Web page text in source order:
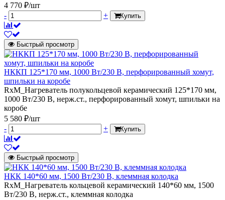
4 770 ₽/шт
-
+ Купить
Быстрый просмотр
НККП 125*170 мм, 1000 Вт/230 В, перфорированный хомут,
шпильки на коробе
RxM_Нагреватель полукольцевой керамический 125*170 мм,
1000 Вт/230 В, нерж.ст., перфорированный хомут, шпильки на
коробе
5 580 ₽/шт
-
+ Купить
Быстрый просмотр
НКК 140*60 мм, 1500 Вт/230 В, клеммная колодка
RxM_Нагреватель кольцевой керамический 140*60 мм, 1500
Вт/230 В, нерж.ст., клеммная колодка